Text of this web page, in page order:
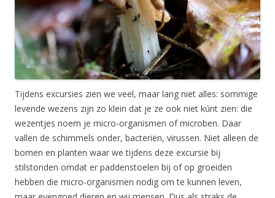
Tijdens excursies zien we veel, maar lang niet alles: sommige
levende wezens zijn zo klein dat je ze ook niet kúnt zien: die
wezentjes noem je micro-organismen of microben. Daar
vallen de schimmels onder, bacteriën, virussen. Niet alleen de
bomen en planten waar we tijdens deze excursie bij
stilstonden omdat er paddenstoelen bij of op groeiden
hebben die micro-organismen nodig om te kunnen leven,